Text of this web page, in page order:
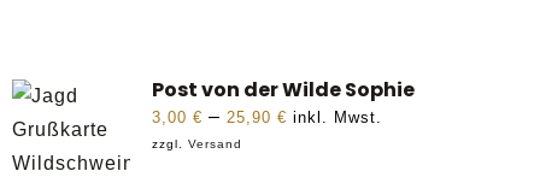
Post von der Wilde Sophie
3,00 € – 25,90 €Preisspanne:
inkl. Mwst.
zzgl. Versand